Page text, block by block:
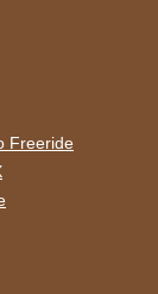
Freeride